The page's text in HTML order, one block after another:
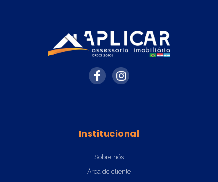
Institucional
Sobre nós
Área do cliente